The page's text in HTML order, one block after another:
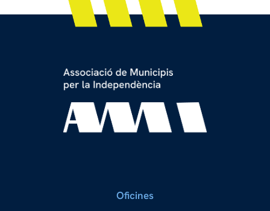
Oficines